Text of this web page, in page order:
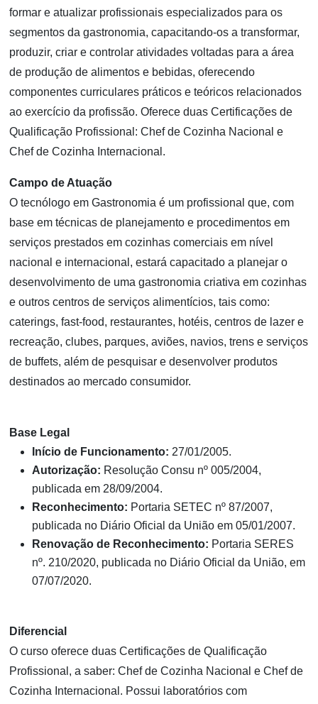
formar e atualizar profissionais especializados para os
segmentos da gastronomia, capacitando-os a transformar,
produzir, criar e controlar atividades voltadas para a área
de produção de alimentos e bebidas, oferecendo
componentes curriculares práticos e teóricos relacionados
ao exercício da profissão. Oferece duas Certificações de
Qualificação Profissional: Chef de Cozinha Nacional e
Chef de Cozinha Internacional.
Campo de Atuação
O tecnólogo em Gastronomia é um profissional que, com
base em técnicas de planejamento e procedimentos em
serviços prestados em cozinhas comerciais em nível
nacional e internacional, estará capacitado a planejar o
desenvolvimento de uma gastronomia criativa em cozinhas
e outros centros de serviços alimentícios, tais como:
caterings, fast-food, restaurantes, hotéis, centros de lazer e
recreação, clubes, parques, aviões, navios, trens e serviços
de buffets, além de pesquisar e desenvolver produtos
destinados ao mercado consumidor.
Base Legal
Início de Funcionamento: 27/01/2005.
Autorização: Resolução Consu nº 005/2004,
publicada em 28/09/2004.
Reconhecimento: Portaria SETEC nº 87/2007,
publicada no Diário Oficial da União em 05/01/2007.
Renovação de Reconhecimento: Portaria SERES
nº. 210/2020, publicada no Diário Oficial da União, em
07/07/2020.
Diferencial
O curso oferece duas Certificações de Qualificação
Profissional, a saber: Chef de Cozinha Nacional e Chef de
Cozinha Internacional. Possui laboratórios com